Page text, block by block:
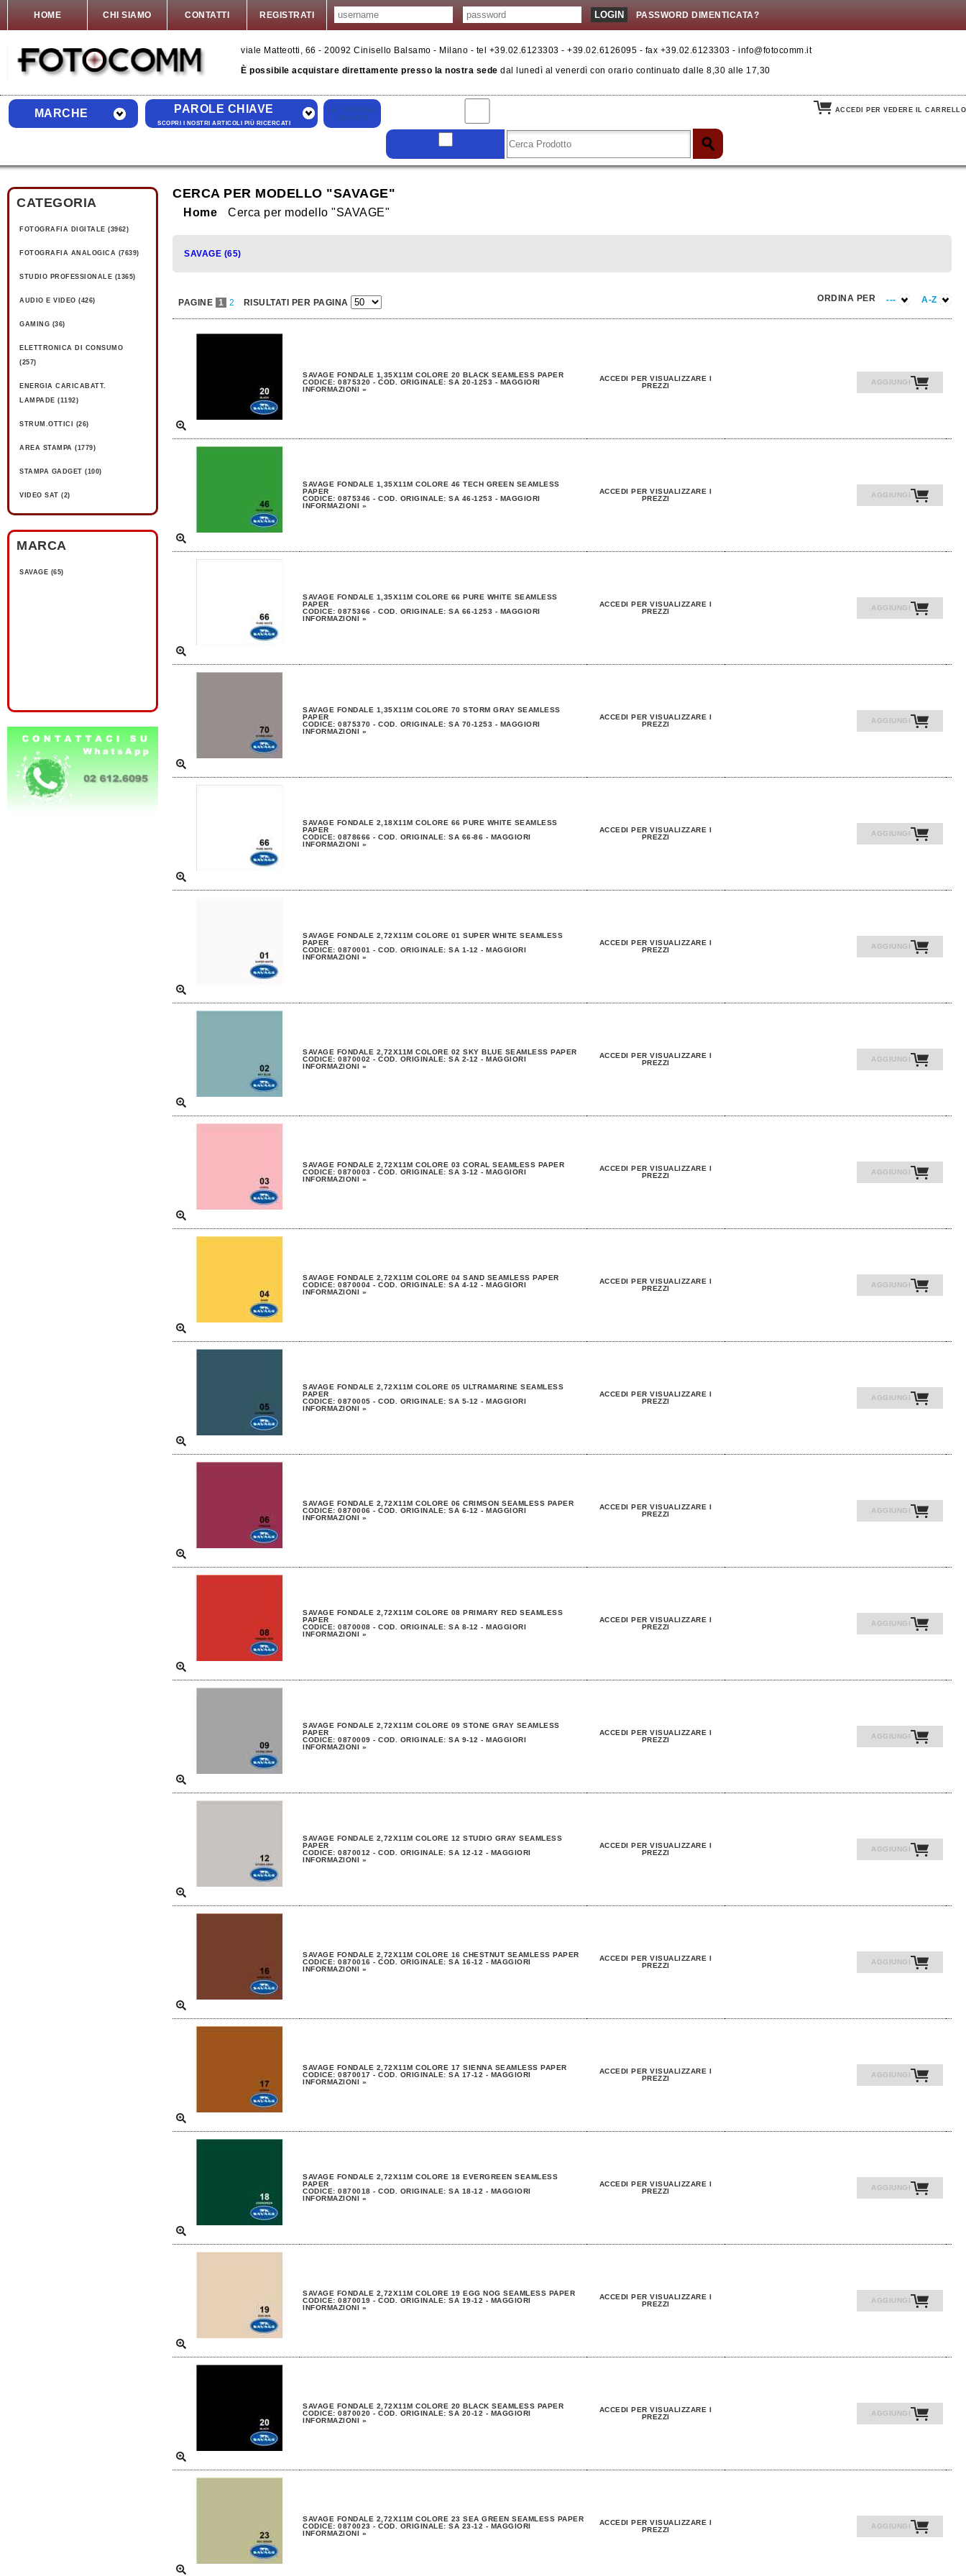
HOME CHI SIAMO CONTATTI REGISTRATI PASSWORD DIMENTICATA?
viale Matteotti, 66 - 20092 Cinisello Balsamo - Milano - tel +39.02.6123303 - +39.02.6126095 - fax +39.02.6123303 - info@fotocomm.it
È possibile acquistare direttamente presso la nostra sede dal lunedì al venerdì con orario continuato dalle 8,30 alle 17,30
MARCHE PAROLE CHIAVE
SCOPRI I NOSTRI ARTICOLI PIÙ RICERCATI
ACCEDI PER VEDERE IL CARRELLO
CATEGORIA
FOTOGRAFIA DIGITALE (3962)
FOTOGRAFIA ANALOGICA (7639)
STUDIO PROFESSIONALE (1365)
AUDIO E VIDEO (426)
GAMING (36)
ELETTRONICA DI CONSUMO
(257)
ENERGIA CARICABATT.
LAMPADE (1192)
STRUM.OTTICI (26)
AREA STAMPA (1779)
STAMPA GADGET (100)
VIDEO SAT (2)
MARCA
SAVAGE (65)
CERCA PER MODELLO "SAVAGE"
Home Cerca per modello "SAVAGE"
SAVAGE (65)
PAGINE 1 2 RISULTATI PER PAGINA ORDINA PER --- A-Z
SAVAGE FONDALE 1,35X11M COLORE 20 BLACK SEAMLESS PAPER
CODICE: 0875320 - COD. ORIGINALE: SA 20-1253 - MAGGIORI
INFORMAZIONI »
ACCEDI PER VISUALIZZARE I
PREZZI
AGGIUNGI
SAVAGE FONDALE 1,35X11M COLORE 46 TECH GREEN SEAMLESS
PAPER
CODICE: 0875346 - COD. ORIGINALE: SA 46-1253 - MAGGIORI
INFORMAZIONI »
ACCEDI PER VISUALIZZARE I
PREZZI
AGGIUNGI
SAVAGE FONDALE 1,35X11M COLORE 66 PURE WHITE SEAMLESS
PAPER
CODICE: 0875366 - COD. ORIGINALE: SA 66-1253 - MAGGIORI
INFORMAZIONI »
ACCEDI PER VISUALIZZARE I
PREZZI
AGGIUNGI
SAVAGE FONDALE 1,35X11M COLORE 70 STORM GRAY SEAMLESS
PAPER
CODICE: 0875370 - COD. ORIGINALE: SA 70-1253 - MAGGIORI
INFORMAZIONI »
ACCEDI PER VISUALIZZARE I
PREZZI
AGGIUNGI
SAVAGE FONDALE 2,18X11M COLORE 66 PURE WHITE SEAMLESS
PAPER
CODICE: 0878666 - COD. ORIGINALE: SA 66-86 - MAGGIORI
INFORMAZIONI »
ACCEDI PER VISUALIZZARE I
PREZZI
AGGIUNGI
SAVAGE FONDALE 2,72X11M COLORE 01 SUPER WHITE SEAMLESS
PAPER
CODICE: 0870001 - COD. ORIGINALE: SA 1-12 - MAGGIORI
INFORMAZIONI »
ACCEDI PER VISUALIZZARE I
PREZZI
AGGIUNGI
SAVAGE FONDALE 2,72X11M COLORE 02 SKY BLUE SEAMLESS PAPER
CODICE: 0870002 - COD. ORIGINALE: SA 2-12 - MAGGIORI
INFORMAZIONI »
ACCEDI PER VISUALIZZARE I
PREZZI
AGGIUNGI
SAVAGE FONDALE 2,72X11M COLORE 03 CORAL SEAMLESS PAPER
CODICE: 0870003 - COD. ORIGINALE: SA 3-12 - MAGGIORI
INFORMAZIONI »
ACCEDI PER VISUALIZZARE I
PREZZI
AGGIUNGI
SAVAGE FONDALE 2,72X11M COLORE 04 SAND SEAMLESS PAPER
CODICE: 0870004 - COD. ORIGINALE: SA 4-12 - MAGGIORI
INFORMAZIONI »
ACCEDI PER VISUALIZZARE I
PREZZI
AGGIUNGI
SAVAGE FONDALE 2,72X11M COLORE 05 ULTRAMARINE SEAMLESS
PAPER
CODICE: 0870005 - COD. ORIGINALE: SA 5-12 - MAGGIORI
INFORMAZIONI »
ACCEDI PER VISUALIZZARE I
PREZZI
AGGIUNGI
SAVAGE FONDALE 2,72X11M COLORE 06 CRIMSON SEAMLESS PAPER
CODICE: 0870006 - COD. ORIGINALE: SA 6-12 - MAGGIORI
INFORMAZIONI »
ACCEDI PER VISUALIZZARE I
PREZZI
AGGIUNGI
SAVAGE FONDALE 2,72X11M COLORE 08 PRIMARY RED SEAMLESS
PAPER
CODICE: 0870008 - COD. ORIGINALE: SA 8-12 - MAGGIORI
INFORMAZIONI »
ACCEDI PER VISUALIZZARE I
PREZZI
AGGIUNGI
SAVAGE FONDALE 2,72X11M COLORE 09 STONE GRAY SEAMLESS
PAPER
CODICE: 0870009 - COD. ORIGINALE: SA 9-12 - MAGGIORI
INFORMAZIONI »
ACCEDI PER VISUALIZZARE I
PREZZI
AGGIUNGI
SAVAGE FONDALE 2,72X11M COLORE 12 STUDIO GRAY SEAMLESS
PAPER
CODICE: 0870012 - COD. ORIGINALE: SA 12-12 - MAGGIORI
INFORMAZIONI »
ACCEDI PER VISUALIZZARE I
PREZZI
AGGIUNGI
SAVAGE FONDALE 2,72X11M COLORE 16 CHESTNUT SEAMLESS PAPER
CODICE: 0870016 - COD. ORIGINALE: SA 16-12 - MAGGIORI
INFORMAZIONI »
ACCEDI PER VISUALIZZARE I
PREZZI
AGGIUNGI
SAVAGE FONDALE 2,72X11M COLORE 17 SIENNA SEAMLESS PAPER
CODICE: 0870017 - COD. ORIGINALE: SA 17-12 - MAGGIORI
INFORMAZIONI »
ACCEDI PER VISUALIZZARE I
PREZZI
AGGIUNGI
SAVAGE FONDALE 2,72X11M COLORE 18 EVERGREEN SEAMLESS
PAPER
CODICE: 0870018 - COD. ORIGINALE: SA 18-12 - MAGGIORI
INFORMAZIONI »
ACCEDI PER VISUALIZZARE I
PREZZI
AGGIUNGI
SAVAGE FONDALE 2,72X11M COLORE 19 EGG NOG SEAMLESS PAPER
CODICE: 0870019 - COD. ORIGINALE: SA 19-12 - MAGGIORI
INFORMAZIONI »
ACCEDI PER VISUALIZZARE I
PREZZI
AGGIUNGI
SAVAGE FONDALE 2,72X11M COLORE 20 BLACK SEAMLESS PAPER
CODICE: 0870020 - COD. ORIGINALE: SA 20-12 - MAGGIORI
INFORMAZIONI »
ACCEDI PER VISUALIZZARE I
PREZZI
AGGIUNGI
SAVAGE FONDALE 2,72X11M COLORE 23 SEA GREEN SEAMLESS PAPER
CODICE: 0870023 - COD. ORIGINALE: SA 23-12 - MAGGIORI
INFORMAZIONI »
ACCEDI PER VISUALIZZARE I
PREZZI
AGGIUNGI